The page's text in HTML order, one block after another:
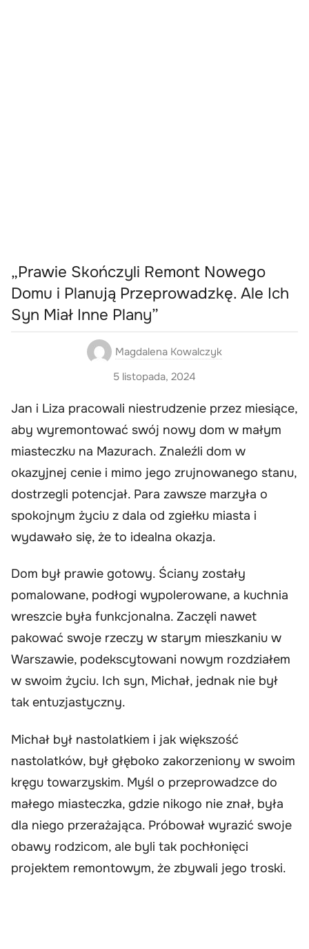
„Prawie Skończyli Remont Nowego
Domu i Planują Przeprowadzkę. Ale Ich
Syn Miał Inne Plany”
Magdalena Kowalczyk
5 listopada, 2024
Jan i Liza pracowali niestrudzenie przez miesiące,
aby wyremontować swój nowy dom w małym
miasteczku na Mazurach. Znaleźli dom w
okazyjnej cenie i mimo jego zrujnowanego stanu,
dostrzegli potencjał. Para zawsze marzyła o
spokojnym życiu z dala od zgiełku miasta i
wydawało się, że to idealna okazja.
Dom był prawie gotowy. Ściany zostały
pomalowane, podłogi wypolerowane, a kuchnia
wreszcie była funkcjonalna. Zaczęli nawet
pakować swoje rzeczy w starym mieszkaniu w
Warszawie, podekscytowani nowym rozdziałem
w swoim życiu. Ich syn, Michał, jednak nie był
tak entuzjastyczny.
Michał był nastolatkiem i jak większość
nastolatków, był głęboko zakorzeniony w swoim
kręgu towarzyskim. Myśl o przeprowadzce do
małego miasteczka, gdzie nikogo nie znał, była
dla niego przerażająca. Próbował wyrazić swoje
obawy rodzicom, ale byli tak pochłonięci
projektem remontowym, że zbywali jego troski.